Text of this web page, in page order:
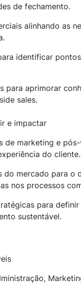
de fechamento.
alinhando as
identificar
para aprimorar
sales.
e impactar
de marketing e
do cliente.
do mercado para o
nos processos
para
sustentável.